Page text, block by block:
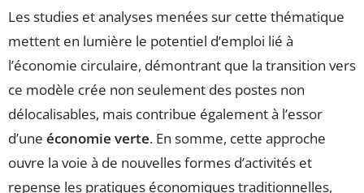
Les studies et analyses menées sur cette thématique
mettent en lumière le potentiel d’emploi lié à
l’économie circulaire, démontrant que la transition vers
ce modèle crée non seulement des postes non
délocalisables, mais contribue également à l’essor
d’une économie verte. En somme, cette approche
ouvre la voie à de nouvelles formes d’activités et
repense les pratiques économiques traditionnelles,